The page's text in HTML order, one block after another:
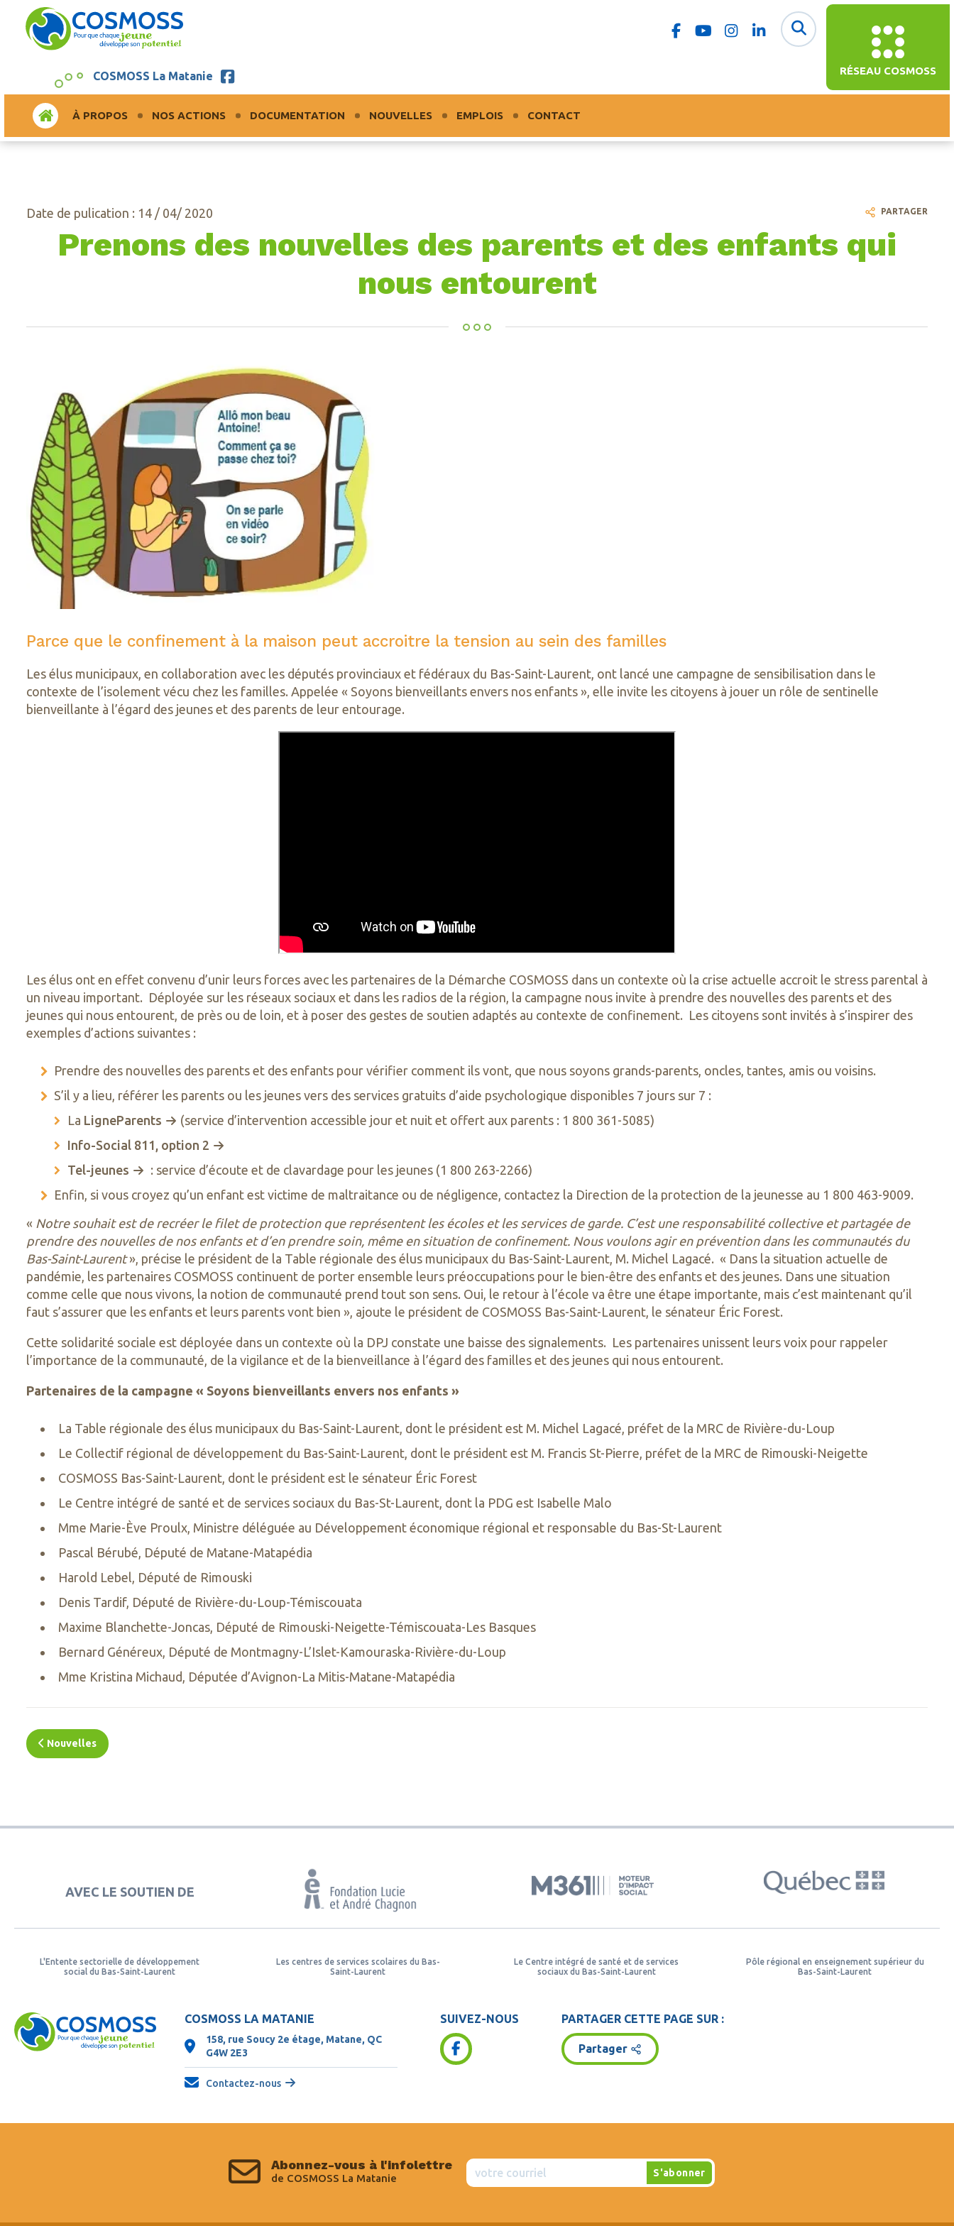
RÉSEAU COSMOSS
COSMOSS La Matanie
ACCUEILÀ PROPOS NOS ACTIONS DOCUMENTATION NOUVELLES EMPLOIS CONTACT
Date de pulication : 14 / 04/ 2020
Prenons des nouvelles des parents et des enfants qui
nous entourent
Parce que le confinement à la maison peut accroitre la tension au sein des familles
Les élus municipaux, en collaboration avec les députés provinciaux et fédéraux du Bas-Saint-Laurent, ont lancé une campagne de sensibilisation dans le
contexte de l’isolement vécu chez les familles. Appelée « Soyons bienveillants envers nos enfants », elle invite les citoyens à jouer un rôle de sentinelle
bienveillante à l’égard des jeunes et des parents de leur entourage.
Les élus ont en effet convenu d’unir leurs forces avec les partenaires de la Démarche COSMOSS dans un contexte où la crise actuelle accroit le stress parental à
un niveau important. Déployée sur les réseaux sociaux et dans les radios de la région, la campagne nous invite à prendre des nouvelles des parents et des
jeunes qui nous entourent, de près ou de loin, et à poser des gestes de soutien adaptés au contexte de confinement. Les citoyens sont invités à s’inspirer des
exemples d’actions suivantes :
Prendre des nouvelles des parents et des enfants pour vérifier comment ils vont, que nous soyons grands-parents, oncles, tantes, amis ou voisins.
S’il y a lieu, référer les parents ou les jeunes vers des services gratuits d’aide psychologique disponibles 7 jours sur 7 :
La LigneParents
(service d’intervention accessible jour et nuit et offert aux parents : 1 800 361-5085)
Info-Social 811, option 2
Tel-jeunes
: service d’écoute et de clavardage pour les jeunes (1 800 263-2266)
Enfin, si vous croyez qu’un enfant est victime de maltraitance ou de négligence, contactez la Direction de la protection de la jeunesse au 1 800 463-9009.
« Notre souhait est de recréer le filet de protection que représentent les écoles et les services de garde. C’est une responsabilité collective et partagée de
prendre des nouvelles de nos enfants et d’en prendre soin, même en situation de confinement. Nous voulons agir en prévention dans les communautés du
Bas-Saint-Laurent», précise le président de la Table régionale des élus municipaux du Bas-Saint-Laurent, M. Michel Lagacé. « Dans la situation actuelle de
pandémie, les partenaires COSMOSS continuent de porter ensemble leurs préoccupations pour le bien-être des enfants et des jeunes. Dans une situation
comme celle que nous vivons, la notion de communauté prend tout son sens. Oui, le retour à l’école va être une étape importante, mais c’est maintenant qu’il
faut s’assurer que les enfants et leurs parents vont bien », ajoute le président de COSMOSS Bas-Saint-Laurent, le sénateur Éric Forest.
Cette solidarité sociale est déployée dans un contexte où la DPJ constate une baisse des signalements. Les partenaires unissent leurs voix pour rappeler
l’importance de la communauté, de la vigilance et de la bienveillance à l’égard des familles et des jeunes qui nous entourent.
Partenaires de la campagne « Soyons bienveillants envers nos enfants »
La Table régionale des élus municipaux du Bas-Saint-Laurent, dont le président est M. Michel Lagacé, préfet de la MRC de Rivière-du-Loup
Le Collectif régional de développement du Bas-Saint-Laurent, dont le président est M. Francis St-Pierre, préfet de la MRC de Rimouski-Neigette
COSMOSS Bas-Saint-Laurent, dont le président est le sénateur Éric Forest
Le Centre intégré de santé et de services sociaux du Bas-St-Laurent, dont la PDG est Isabelle Malo
Mme Marie-Ève Proulx, Ministre déléguée au Développement économique régional et responsable du Bas-St-Laurent
Pascal Bérubé, Député de Matane-Matapédia
Harold Lebel, Député de Rimouski
Denis Tardif, Député de Rivière-du-Loup-Témiscouata
Maxime Blanchette-Joncas, Député de Rimouski-Neigette-Témiscouata-Les Basques
Bernard Généreux, Député de Montmagny-L’Islet-Kamouraska-Rivière-du-Loup
Mme Kristina Michaud, Députée d’Avignon-La Mitis-Matane-Matapédia
Nouvelles
PARTAGER
AVEC LE SOUTIEN DE
L'Entente sectorielle de développement
social du Bas-Saint-Laurent
Les centres de services scolaires du Bas-
Saint-Laurent
Le Centre intégré de santé et de services
sociaux du Bas-Saint-Laurent
Pôle régional en enseignement supérieur du
Bas-Saint-Laurent
COSMOSS LA MATANIE
158, rue Soucy 2e étage, Matane, QC
G4W 2E3
Contactez-nous
SUIVEZ-NOUS PARTAGER CETTE PAGE SUR :
Partager
Abonnez-vous à l'infolettre
de COSMOSS La Matanie